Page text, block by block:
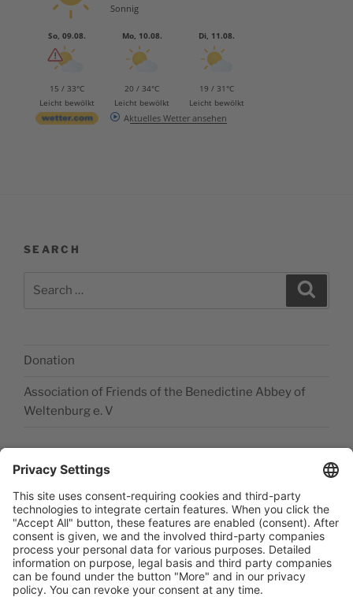
Sonnig
So, 09.08.
15 / 33°C
Leicht bewölkt
Mo, 10.08.
20 / 34°C
Leicht bewölkt
Di, 11.08.
19 / 31°C
Leicht bewölkt
Aktuelles Wetter ansehen
SEARCH
Donation
Association of Friends of the Benedictine Abbey of
Weltenburg e. V
Legal disclosure
Accessibility Statement
Data privacy statement
Newsletter abonieren